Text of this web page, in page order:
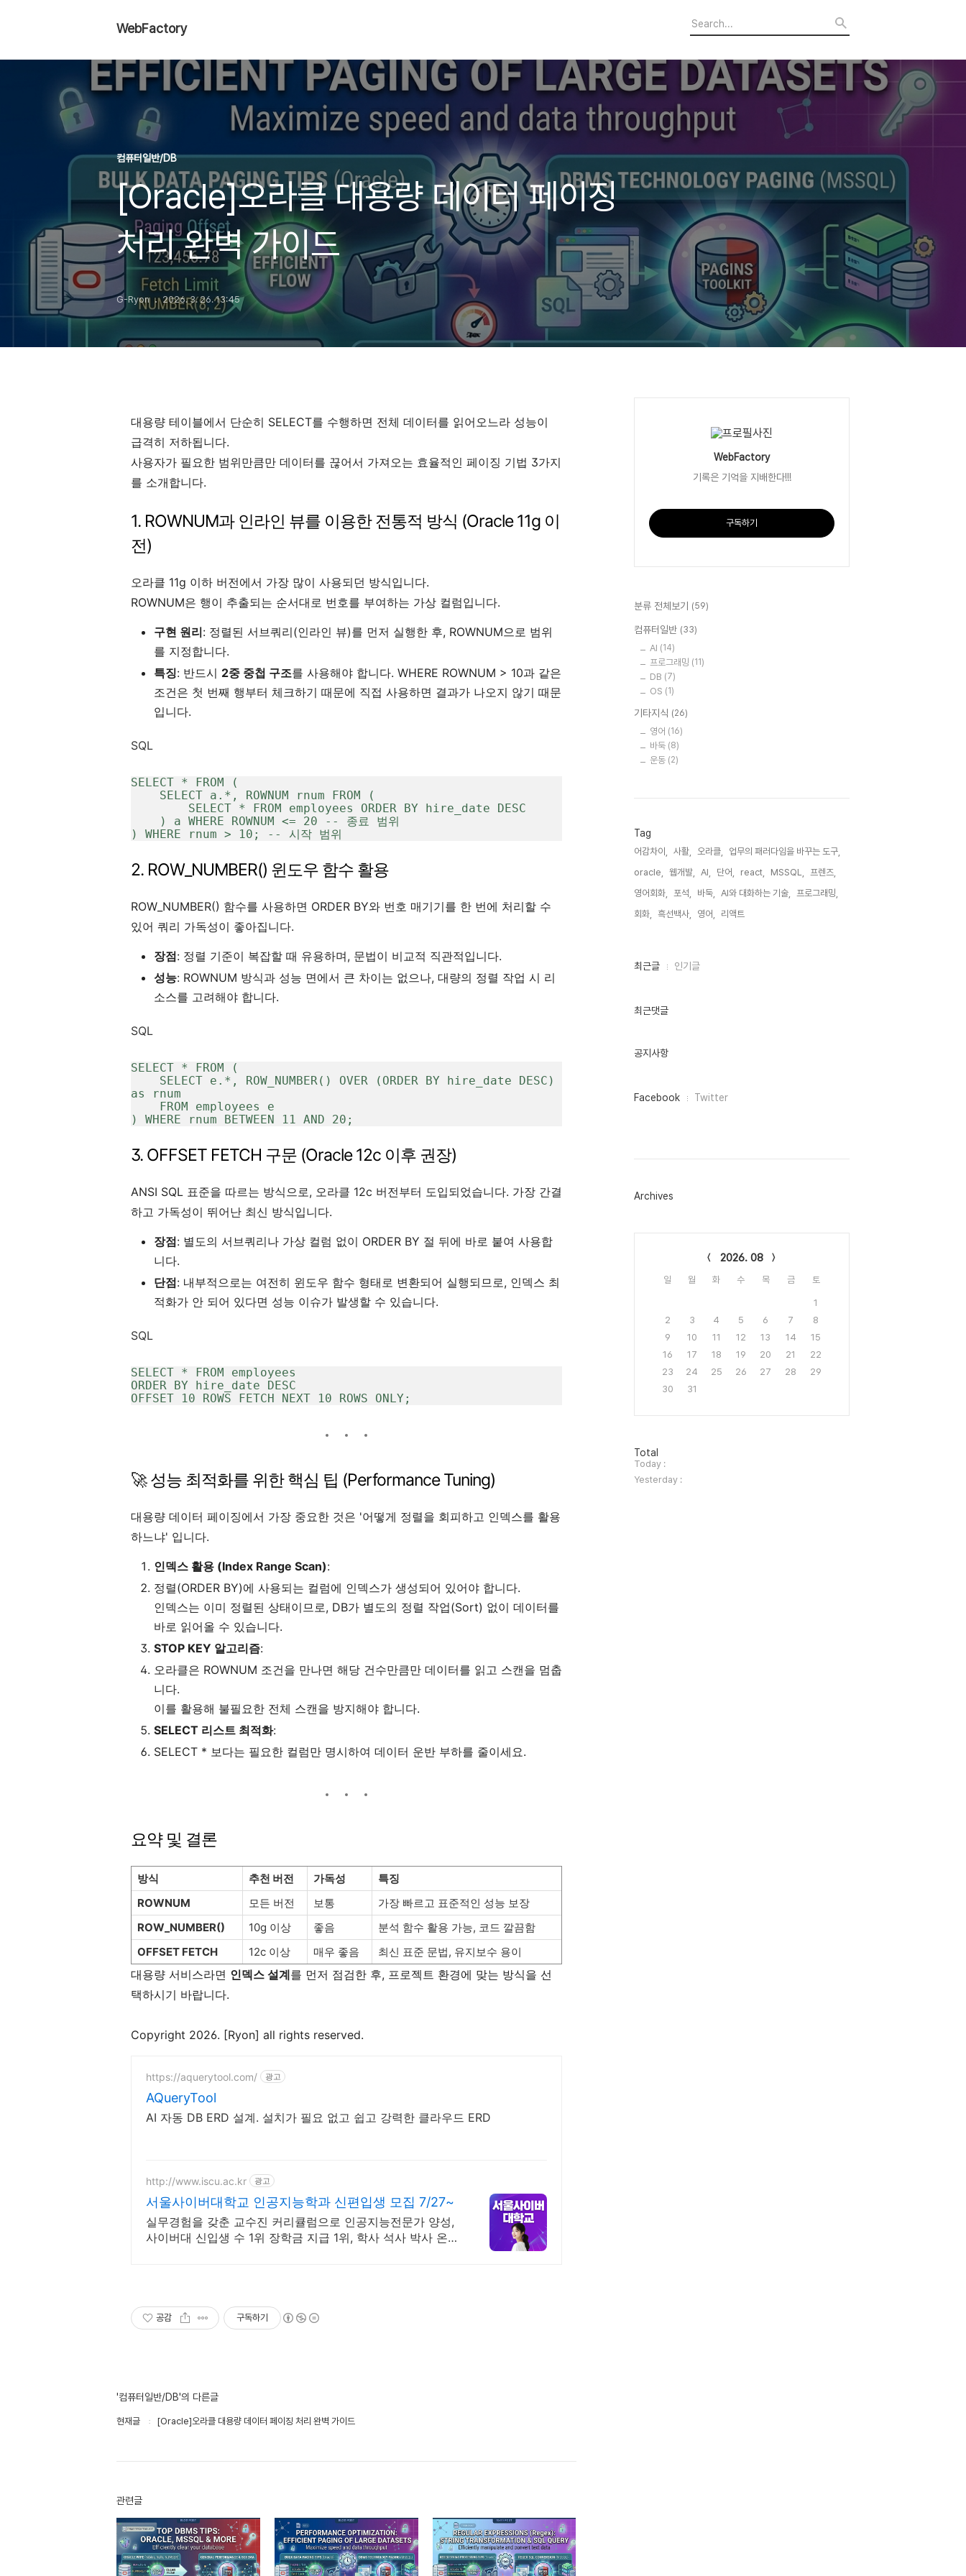
WebFactory
컴퓨터일반/DB
[Oracle]오라클 대용량 데이터 페이징
처리 완벽 가이드
G-Ryon 2026. 3. 26. 13:45
대용량 테이블에서 단순히 SELECT를 수행하면 전체 데이터를 읽어오느라 성능이
급격히 저하됩니다.
사용자가 필요한 범위만큼만 데이터를 끊어서 가져오는 효율적인 페이징 기법 3가지
를 소개합니다.
1. ROWNUM과 인라인 뷰를 이용한 전통적 방식 (Oracle 11g 이
전)
오라클 11g 이하 버전에서 가장 많이 사용되던 방식입니다.
ROWNUM은 행이 추출되는 순서대로 번호를 부여하는 가상 컬럼입니다.
구현 원리: 정렬된 서브쿼리(인라인 뷰)를 먼저 실행한 후, ROWNUM으로 범위
를 지정합니다.
특징: 반드시 2중 중첩 구조를 사용해야 합니다. WHERE ROWNUM > 10과 같은
조건은 첫 번째 행부터 체크하기 때문에 직접 사용하면 결과가 나오지 않기 때문
입니다.
SQL
SELECT * FROM (
) WHERE rnum > 10; -- 시작 범위
2. ROW_NUMBER() 윈도우 함수 활용
ROW_NUMBER() 함수를 사용하면 ORDER BY와 번호 매기기를 한 번에 처리할 수
있어 쿼리 가독성이 좋아집니다.
장점: 정렬 기준이 복잡할 때 유용하며, 문법이 비교적 직관적입니다.
성능: ROWNUM 방식과 성능 면에서 큰 차이는 없으나, 대량의 정렬 작업 시 리
소스를 고려해야 합니다.
SQL
SELECT * FROM (
as rnum
) WHERE rnum BETWEEN 11 AND 20;
3. OFFSET FETCH 구문 (Oracle 12c 이후 권장)
ANSI SQL 표준을 따르는 방식으로, 오라클 12c 버전부터 도입되었습니다. 가장 간결
하고 가독성이 뛰어난 최신 방식입니다.
장점: 별도의 서브쿼리나 가상 컬럼 없이 ORDER BY 절 뒤에 바로 붙여 사용합
니다.
단점: 내부적으로는 여전히 윈도우 함수 형태로 변환되어 실행되므로, 인덱스 최
적화가 안 되어 있다면 성능 이슈가 발생할 수 있습니다.
SQL
SELECT * FROM employees
ORDER BY hire_date DESC
🚀 성능 최적화를 위한 핵심 팁 (Performance Tuning)
대용량 데이터 페이징에서 가장 중요한 것은 '어떻게 정렬을 회피하고 인덱스를 활용
하느냐' 입니다.
인덱스 활용 (Index Range Scan):
정렬(ORDER BY)에 사용되는 컬럼에 인덱스가 생성되어 있어야 합니다.
인덱스는 이미 정렬된 상태이므로, DB가 별도의 정렬 작업(Sort) 없이 데이터를
바로 읽어올 수 있습니다.
STOP KEY 알고리즘:
오라클은 ROWNUM 조건을 만나면 해당 건수만큼만 데이터를 읽고 스캔을 멈춥
니다.
이를 활용해 불필요한 전체 스캔을 방지해야 합니다.
SELECT 리스트 최적화:
SELECT * 보다는 필요한 컬럼만 명시하여 데이터 운반 부하를 줄이세요.
요약 및 결론
방식 추천 버전 가독성
특징
ROWNUM
모든 버전 보통
가장 빠르고 표준적인 성능 보장
ROW_NUMBER()
10g 이상 좋음
분석 함수 활용 가능, 코드 깔끔함
OFFSET FETCH
12c 이상 매우 좋음 최신 표준 문법, 유지보수 용이
대용량 서비스라면 인덱스 설계를 먼저 점검한 후, 프로젝트 환경에 맞는 방식을 선
택하시기 바랍니다.
Copyright 2026. [Ryon] all rights reserved.
https://aquerytool.com/ 광고
AQueryTool
AI 자동 DB ERD 설계. 설치가 필요 없고 쉽고 강력한 클라우드 ERD
http://www.iscu.ac.kr 광고
서울사이버대학교 인공지능학과 신편입생 모집 7/27~
실무경험을 갖춘 교수진 커리큘럼으로 인공지능전문가 양성,
사이버대 신입생 수 1위 장학금 지급 1위, 학사 석사 박사 온라
공감 구독하기
'컴퓨터일반/DB'의 다른글
현재글 [Oracle]오라클 대용량 데이터 페이징 처리 완벽 가이드
관련글
WebFactory
기록은 기억을 지배한다!!!
구독하기
분류 전체보기 (59)
컴퓨터일반 (33)
AI (14)
프로그래밍 (11)
DB (7)
OS (1)
기타지식 (26)
영어 (16)
바둑 (8)
운동 (2)
Tag
어감차이, 사활, 오라클,
업무의 패러다임을 바꾸는 도구,
oracle,
웹개발, AI, 단어, react, MSSQL,
프렌즈,
영어회화,
포석, 바둑, AI와 대화하는 기술,
프로그래밍,
회화,
흑선백사, 영어, 리액트,
최
인
최근글 인기글
최근댓글
공지사항
페
그
Facebook Twitter
Archives
2026. 08
일 월 화 수 목 금 토
1
2
3 4 5 6 7
8
9
10 11 12 13 14
15
16
17 18 19 20 21
22
23
24 25 26 27 28
29
30
31
방
문
자
수
Total
Today :
Yesterday :